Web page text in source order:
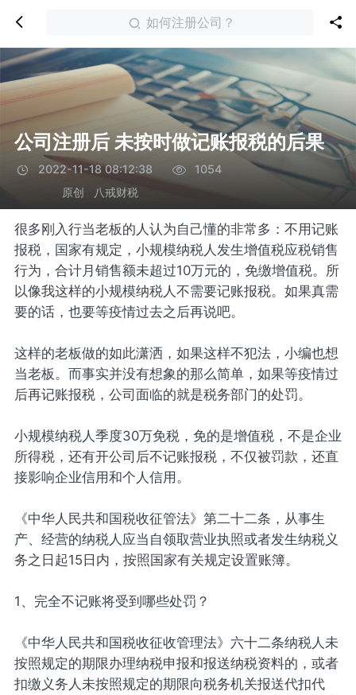
如何注册公司？
公司注册后 未按时做记账报税的后果
2022-11-18 08:12:38
1054
原创
八戒财税
很多刚入行当老板的人认为自己懂的非常多：不用记账
报税，国家有规定，小规模纳税人发生增值税应税销售
行为，合计月销售额未超过10万元的，免缴增值税。所
以像我这样的小规模纳税人不需要记账报税。如果真需
要的话，也要等疫情过去之后再说吧。
这样的老板做的如此潇洒，如果这样不犯法，小编也想
当老板。而事实并没有想象的那么简单，如果等疫情过
后再记账报税，公司面临的就是税务部门的处罚。
小规模纳税人季度30万免税，免的是增值税，不是企业
所得税，还有开公司后不记账报税，不仅被罚款，还直
接影响企业信用和个人信用。
《中华人民共和国税收征管法》第二十二条，从事生
产、经营的纳税人应当自领取营业执照或者发生纳税义
务之日起15日内，按照国家有关规定设置账簿。
1、完全不记账将受到哪些处罚？
《中华人民共和国税收征收管理法》六十二条纳税人未
按照规定的期限办理纳税申报和报送纳税资料的，或者
扣缴义务人未按照规定的期限向税务机关报送代扣代